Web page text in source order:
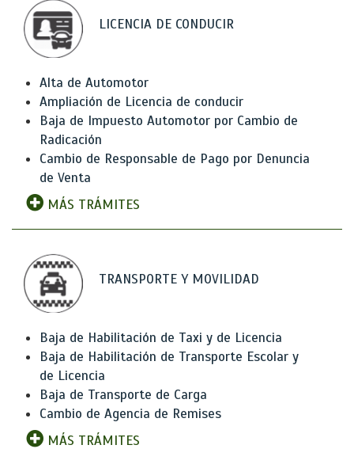
LICENCIA DE CONDUCIR
Alta de Automotor
Ampliación de Licencia de conducir
Baja de Impuesto Automotor por Cambio de
Radicación
Cambio de Responsable de Pago por Denuncia
de Venta
MÁS TRÁMITES
TRANSPORTE Y MOVILIDAD
Baja de Habilitación de Taxi y de Licencia
Baja de Habilitación de Transporte Escolar y
de Licencia
Baja de Transporte de Carga
Cambio de Agencia de Remises
MÁS TRÁMITES